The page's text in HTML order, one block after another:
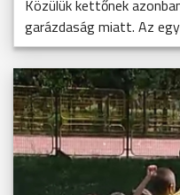
Közülük kettőnek
garázdaság miatt. Az